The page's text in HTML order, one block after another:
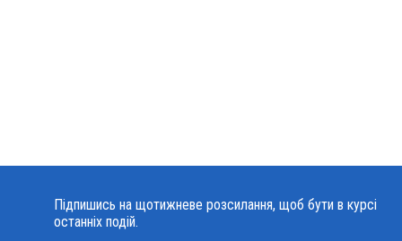
Підпишись на щотижневе розсилання, щоб бути в курсі
останніх подій.